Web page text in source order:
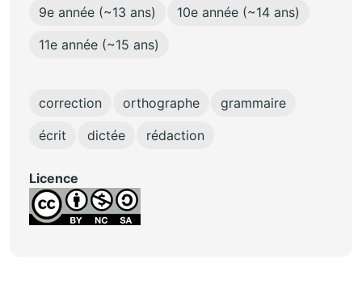
9e année (~13 ans)
10e année (~14 ans)
11e année (~15 ans)
correction orthographe
grammaire
écrit
dictée rédaction
Licence